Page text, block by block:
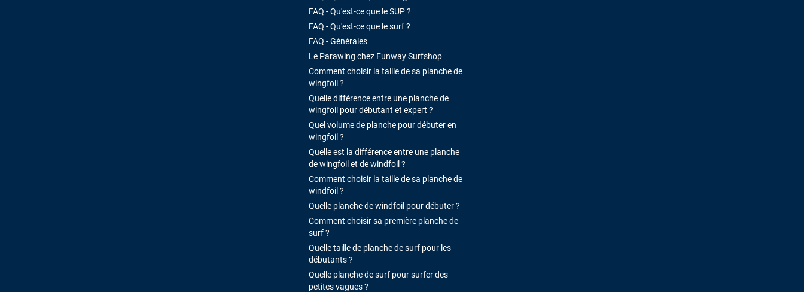
FAQ - Qu'est-ce que le SUP ?
FAQ - Qu'est-ce que le surf ?
FAQ - Générales
Le Parawing chez Funway Surfshop
Comment choisir la taille de sa planche de
wingfoil ?
Quelle différence entre une planche de
wingfoil pour débutant et expert ?
Quel volume de planche pour débuter en
wingfoil ?
Quelle est la différence entre une planche
de wingfoil et de windfoil ?
Comment choisir la taille de sa planche de
windfoil ?
Quelle planche de windfoil pour débuter ?
Comment choisir sa première planche de
surf ?
Quelle taille de planche de surf pour les
débutants ?
Quelle planche de surf pour surfer des
petites vagues ?